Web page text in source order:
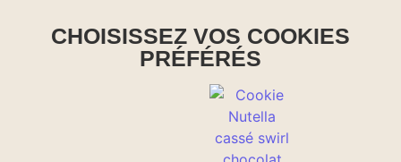
CHOISISSEZ VOS COOKIES
PRÉFÉRÉS